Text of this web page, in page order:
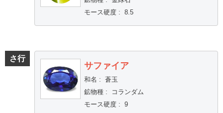
モース硬度: 8.5
さ行
サファイア
和名 : 蒼玉
鉱物種:
コランダム
モース硬度: 9